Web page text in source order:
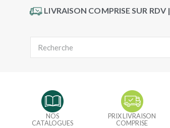
LIVRAISON COMPRISE SUR RDV |
NOS
CATALOGUES
PRIX LIVRAISON
COMPRISE